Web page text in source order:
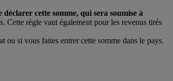
cette somme, qui sera soumise à
Cette règle vaut également pour les revenus tirés
si vous faites entrer cette somme dans le pays.